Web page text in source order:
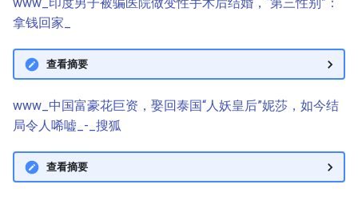
拿钱回家_
查看摘要
www_中国富豪花巨资，娶回泰国“人妖皇后”妮莎，如今结
局令人唏嘘_-_搜狐
查看摘要